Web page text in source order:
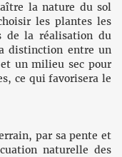
la nature du sol
les plantes les
de la réalisation du
distinction entre un
un milieu sec pour
ce qui favorisera le
par sa pente et
naturelle des